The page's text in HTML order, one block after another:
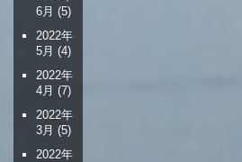
6月 (5)
2022年
5月 (4)
2022年
4月 (7)
2022年
3月 (5)
2022年